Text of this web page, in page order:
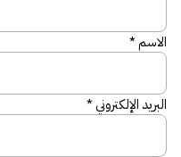
الاسم*
البريد الإلكتروني*